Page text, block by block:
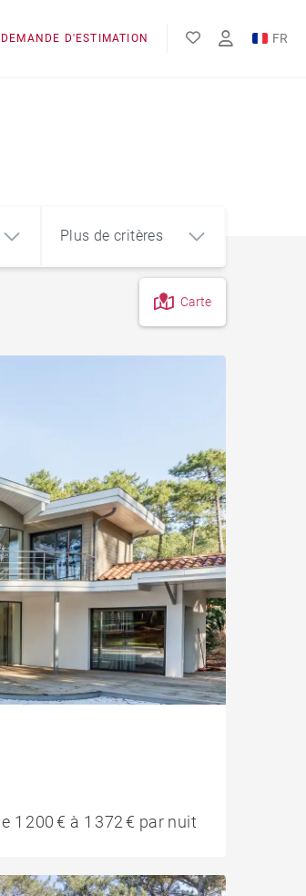
DEMANDE D'ESTIMATION FR
EN
Plus de critères
Carte
1 200 € à 1 372 € par nuit